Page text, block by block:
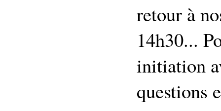
retour à
14h30...
initiation
questions